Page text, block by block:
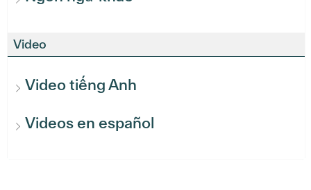
Video
Video tiếng Anh
Videos en español